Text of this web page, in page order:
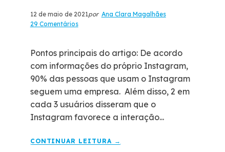
12 de maio de 2021por Ana Clara Magalhães
29 Comentários
Pontos principais do artigo: De acordo
com informações do próprio Instagram,
90% das pessoas que usam o Instagram
seguem uma empresa. Além disso, 2 em
cada 3 usuários disseram que o
Instagram favorece a interação...
CONTINUAR LEITURA →